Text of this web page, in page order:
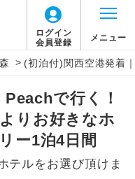
ログイン
会員登録
メニュー
> (初泊付)関西空港発着
で行く！
りお好きなホ
ー1泊4日間
テルをお選び頂けま
】
料は含まれてお
要となります。
：大人510円、
：大人510円、
説明
駅）から復路到着空港
します。
駅）から最終日出発空港
員が同行します。